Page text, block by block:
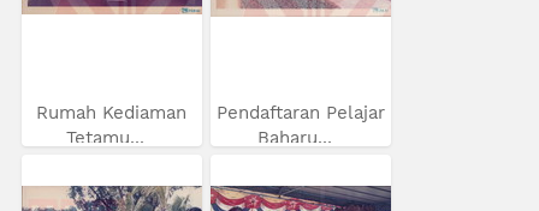
Rumah Kediaman
Tetamu...
Pendaftaran Pelajar
Baharu...